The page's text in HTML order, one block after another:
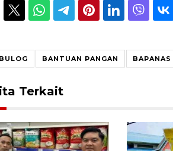
BULOG BANTUAN PANGAN BAPANAS
Terkait